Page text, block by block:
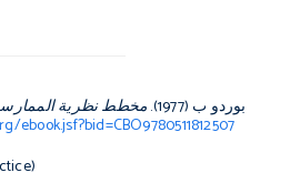
بوردو ب (1977). مخطط نظرية
(